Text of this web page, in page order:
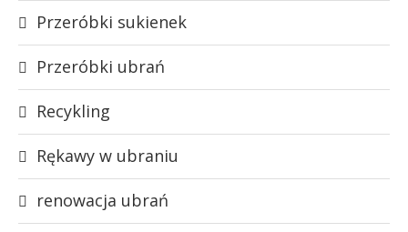
Przeróbki sukienek
Przeróbki ubrań
Recykling
Rękawy w ubraniu
renowacja ubrań